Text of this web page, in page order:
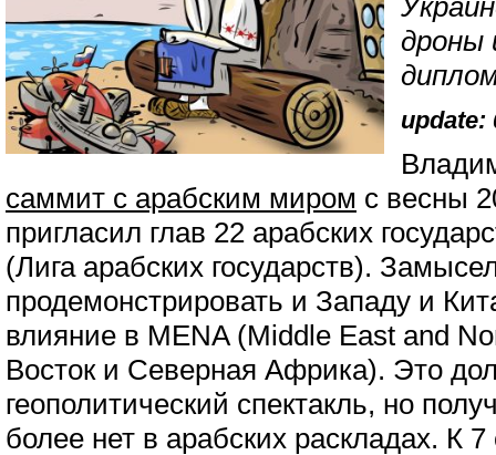
дроны
update:
саммит с арабским миром с весны
пригласил глав 22 арабских
(Лига арабских государств).
продемонстрировать и Западу и
влияние в MENA (Middle East and
Восток и Северная Африка). Это
геополитический спектакль, но
более нет в арабских раскладах. К 7